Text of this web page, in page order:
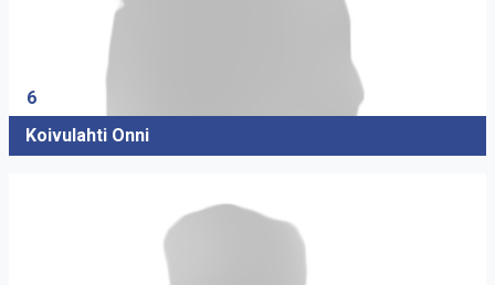
6
Koivulahti Onni